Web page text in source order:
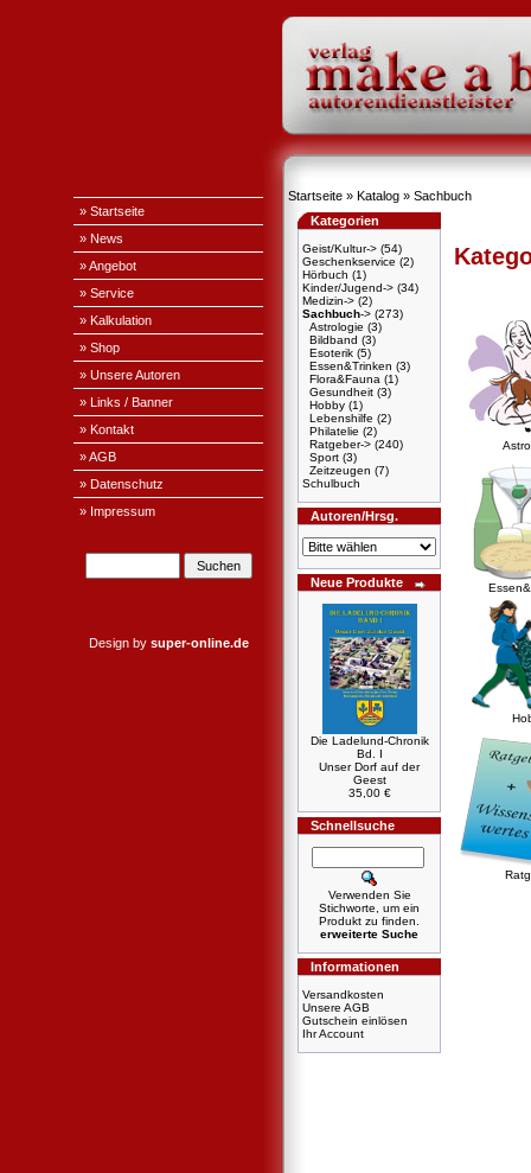
» Startseite
» News
» Angebot
» Service
» Kalkulation
» Shop
» Unsere Autoren
» Links / Banner
» Kontakt
» AGB
» Datenschutz
» Impressum
Design by super-online.de
Startseite » Katalog » Sachbuch
Kategorien
Geist/Kultur-> (54)
Geschenkservice (2)
Hörbuch (1)
Kinder/Jugend-> (34)
Medizin-> (2)
Sachbuch-> (273)
Astrologie (3)
Bildband (3)
Esoterik (5)
Essen&Trinken (3)
Flora&Fauna (1)
Gesundheit (3)
Hobby (1)
Lebenshilfe (2)
Philatelie (2)
Ratgeber-> (240)
Sport (3)
Zeitzeugen (7)
Schulbuch
Autoren/Hrsg.
Neue Produkte
Die Ladelund-Chronik
Bd. I
Unser Dorf auf der
Geest
35,00 €
Schnellsuche
Verwenden Sie
Stichworte, um ein
Produkt zu finden.
erweiterte Suche
Informationen
Versandkosten
Unsere AGB
Gutschein einlösen
Ihr Account